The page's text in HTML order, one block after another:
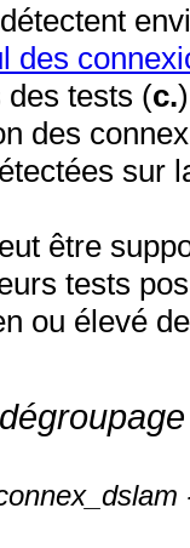
des
tests (c.
des
sur
être
tests
ou élevé